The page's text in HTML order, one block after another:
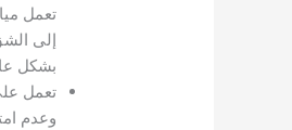
تعمل
إلى
بشكل
تعمل
وعدم